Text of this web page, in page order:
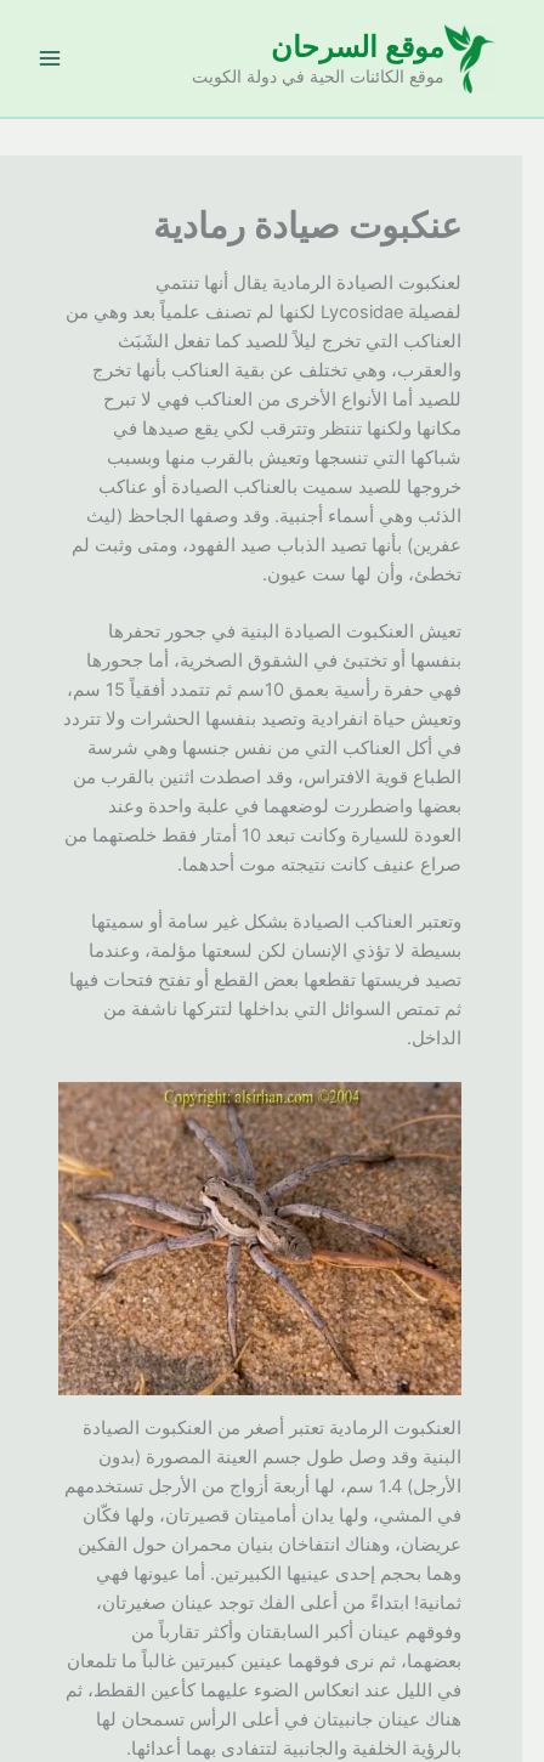
موقع السرحان
موقع الكائنات الحية في دولة الكويت
عنكبوت صيادة رمادية
لعنكبوت الصيادة الرمادية يقال أنها تنتمي
لفصيلة Lycosidae لكنها لم تصنف علمياً بعد وهي من
العناكب التي تخرج ليلاً للصيد كما تفعل الشَبَث
والعقرب، وهي تختلف عن بقية العناكب بأنها تخرج
للصيد أما الأنواع الأخرى من العناكب فهي لا تبرح
مكانها ولكنها تنتظر وتترقب لكي يقع صيدها في
شباكها التي تنسجها وتعيش بالقرب منها وبسبب
خروجها للصيد سميت بالعناكب الصيادة أو عناكب
الذئب وهي أسماء أجنبية. وقد وصفها الجاحظ (ليث
عفرين) بأنها تصيد الذباب صيد الفهود، ومتى وثبت لم
تخطئ، وأن لها ست عيون.
تعيش العنكبوت الصيادة البنية في جحور تحفرها
بنفسها أو تختبئ في الشقوق الصخرية، أما جحورها
فهي حفرة رأسية بعمق 10سم ثم تتمدد أفقياً 15 سم،
وتعيش حياة انفرادية وتصيد بنفسها الحشرات ولا تتردد
في أكل العناكب التي من نفس جنسها وهي شرسة
الطباع قوية الافتراس، وقد اصطدت اثنين بالقرب من
بعضها واضطررت لوضعهما في علبة واحدة وعند
العودة للسيارة وكانت تبعد 10 أمتار فقط خلصتهما من
صراع عنيف كانت نتيجته موت أحدهما.
وتعتبر العناكب الصيادة بشكل غير سامة أو سميتها
بسيطة لا تؤذي الإنسان لكن لسعتها مؤلمة، وعندما
تصيد فريستها تقطعها بعض القطع أو تفتح فتحات فيها
ثم تمتص السوائل التي بداخلها لتتركها ناشفة من
الداخل.
العنكبوت الرمادية تعتبر أصغر من العنكبوت الصيادة
البنية وقد وصل طول جسم العينة المصورة (بدون
الأرجل) 1.4 سم، لها أربعة أزواج من الأرجل تستخدمهم
في المشي، ولها يدان أماميتان قصيرتان، ولها فكّان
عريضان، وهناك انتفاخان بنيان محمران حول الفكين
وهما بحجم إحدى عينيها الكبيرتين. أما عيونها فهي
ثمانية! ابتداءً من أعلى الفك توجد عينان صغيرتان،
وفوقهم عينان أكبر السابقتان وأكثر تقارباً من
بعضهما، ثم نرى فوقهما عينين كبيرتين غالباً ما تلمعان
في الليل عند انعكاس الضوء عليهما كأعين القطط، ثم
هناك عينان جانبيتان في أعلى الرأس تسمحان لها
بالرؤية الخلفية والجانبية لتتفادى بهما أعدائها.